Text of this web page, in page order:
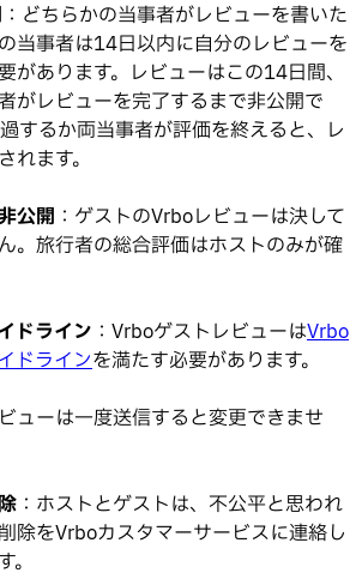
：どちらかの当事者がレビューを書いた
当事者は14日以内に自分のレビューを
があります。レビューはこの14日間、
がレビューを完了するまで非公開で
するか両当事者が評価を終えると、レ
れます。
公開 ：ゲストのVrboレビューは決して
。旅行者の総合評価はホストのみが確
ドライン ：VrboゲストレビューはVrbo
ドラインを満たす必要があります。
ューは一度送信すると変更できませ
：ホストとゲストは、不公平と思われ
除をVrboカスタマーサービスに連絡し